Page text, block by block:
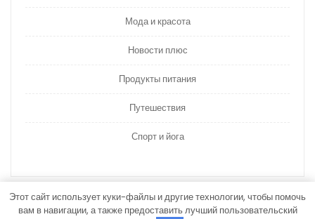
Мода и красота
Новости плюс
Продукты питания
Путешествия
Спорт и йога
Этот сайт использует куки-файлы и другие технологии, чтобы помочь
вам в навигации, а также предоставить лучший пользовательский